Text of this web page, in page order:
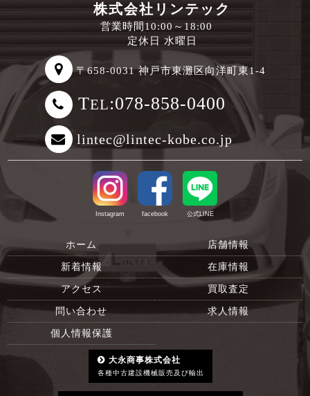
株式会社リンテック
営業時間10:00～18:00
定休日 水曜日
〒658-0031 神戸市東灘区向洋町東1-4
TEL:078-858-0400
lintec@lintec-kobe.co.jp
Instagram facebook 公式LINE
ホーム 店舗情報
新着情報 在庫情報
アクセス 買取査定
問い合わせ 求人情報
個人情報保護
大永商事株式会社
各種中古建設機械販売及び輸出